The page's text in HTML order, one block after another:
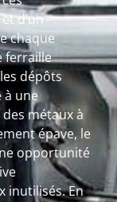
d’un
chaque
ferraille
dépôts
à une
métaux à
épave, le
opportunité
inutilisés. En